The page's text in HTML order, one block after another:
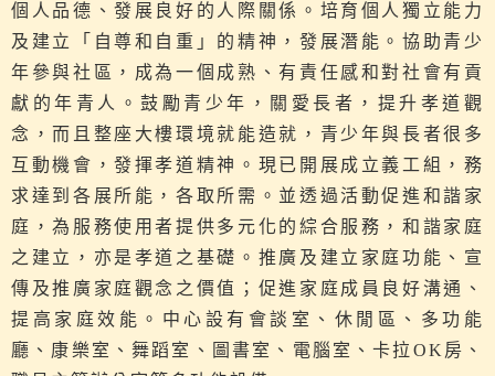
個人品德、發展良好的人際關係。培育個人獨立能力
及建立「自尊和自重」的精神，發展潛能。協助青少
年參與社區，成為一個成熟、有責任感和對社會有貢
獻的年青人。鼓勵青少年，關愛長者，提升孝道觀
念，而且整座大樓環境就能造就，青少年與長者很多
互動機會，發揮孝道精神。現已開展成立義工組，務
求達到各展所能，各取所需。並透過活動促進和諧家
庭，為服務使用者提供多元化的綜合服務，和諧家庭
之建立，亦是孝道之基礎。推廣及建立家庭功能、宣
傳及推廣家庭觀念之價值；促進家庭成員良好溝通、
提高家庭效能。中心設有會談室、休閒區、多功能
廳、康樂室、舞蹈室、圖書室、電腦室、卡拉OK房、